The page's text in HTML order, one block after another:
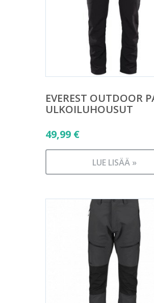
EVEREST OUTDOOR
ULKOILUHOUSUT
49,99 €
LUE LISÄÄ »